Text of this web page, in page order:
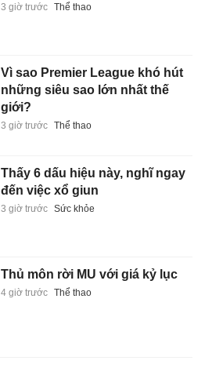
3 giờ trước Thể thao
Vì sao Premier League khó hút
những siêu sao lớn nhất thế
giới?
3 giờ trước Thể thao
Thấy 6 dấu hiệu này, nghĩ ngay
đến việc xổ giun
3 giờ trước Sức khỏe
Thủ môn rời MU với giá kỷ lục
4 giờ trước Thể thao